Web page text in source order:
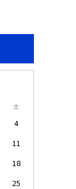
土
4
11
18
25